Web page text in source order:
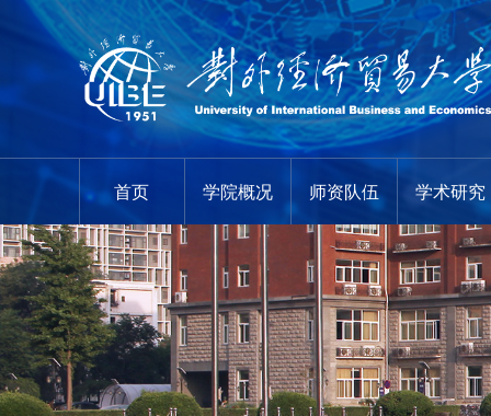
首页 学院概况 师资队伍 学术研究